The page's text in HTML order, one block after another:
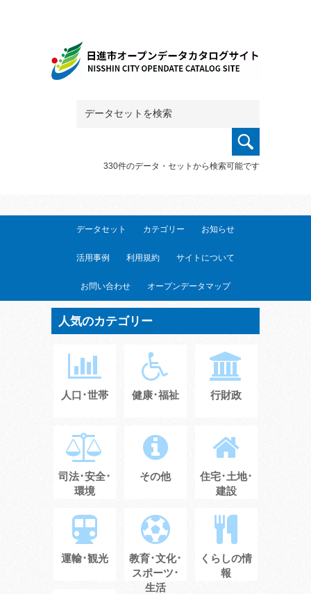
330件のデータ・セットから検索可能です
データセット カテゴリー お知らせ
活用事例 利用規約 サイトについて
お問い合わせ オープンデータマップ
人気のカテゴリー
人口･世帯 健康･福祉 行財政
司法･安全･
環境
その他
住宅･土地･
建設
運輸･観光
教育･文化･
スポーツ･
生活
くらしの情
報